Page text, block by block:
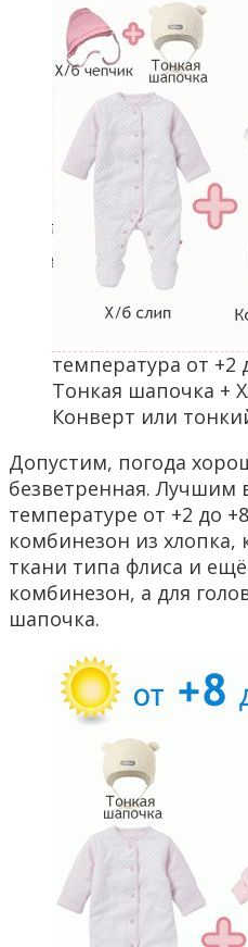
температура от +2
Тонкая шапочка +
Конверт или
Допустим, погода
безветренная. Лучшим
температуре от +2 до
комбинезон из
ткани типа флиса и
комбинезон, а для
шапочка.